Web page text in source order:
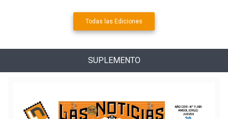
Todas las Ediciones
SUPLEMENTO